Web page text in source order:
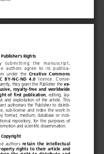
Publisher’s Rights
submitting  the  manuscript,
authors  agree  to  its  publica-
under  the Creative  Commons
BY-NC-ND  4.0
  licence.  Conse-
they grant the Publisher the ex-
royalty-free  and  worldwide
of  first  publication,  editing,  lay-
and  exploitation  of  the  article.  This
authorises  the  Publisher  to  distrib-
sub-license  and  index  the  work  in
format,  medium,  database  or  insti-
repository,  for  the  purposes  of
and scientific dissemination.
Copyright
authors retain  the  intellectual
rights  to  their  article  and